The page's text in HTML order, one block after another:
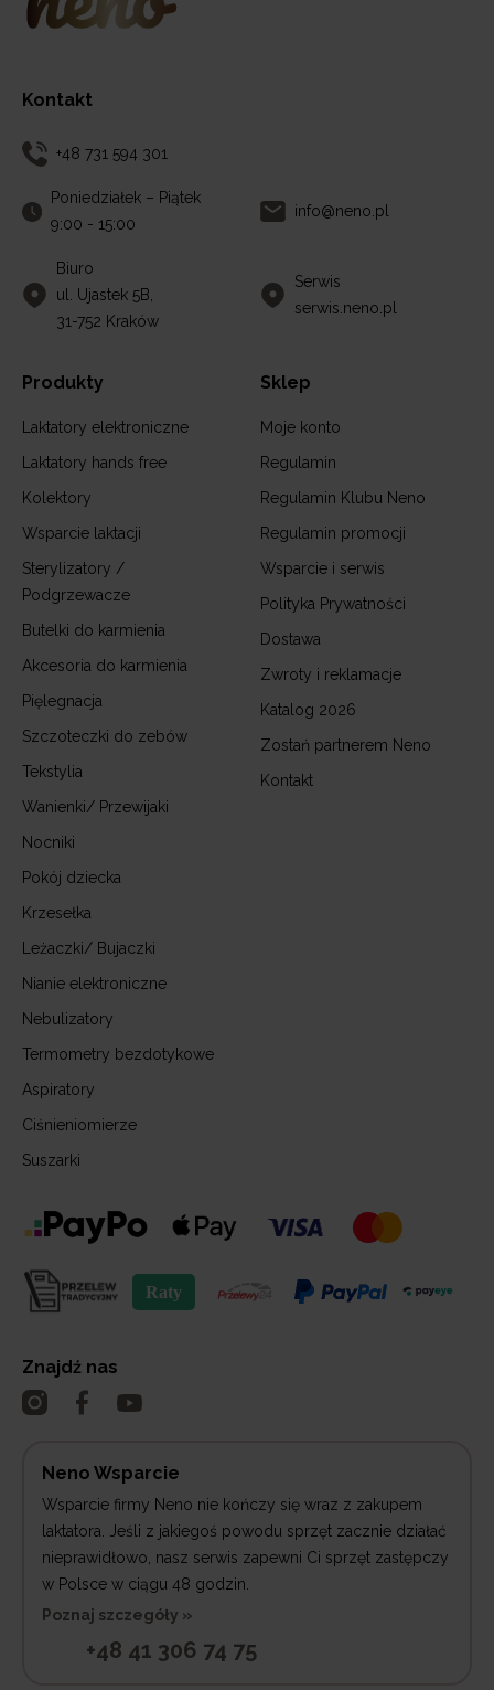
Kontakt
+48 731 594 301
Poniedziałek – Piątek
9:00 - 15:00
info@neno.pl
Biuro
ul. Ujastek 5B,
31-752 Kraków
Serwis
serwis.neno.pl
Produkty
Laktatory elektroniczne
Laktatory hands free
Kolektory
Wsparcie laktacji
Sterylizatory /
Podgrzewacze
Butelki do karmienia
Akcesoria do karmienia
Pięlegnacja
Szczoteczki do zebów
Tekstylia
Wanienki/ Przewijaki
Nocniki
Pokój dziecka
Krzesełka
Leżaczki/ Bujaczki
Nianie elektroniczne
Nebulizatory
Termometry bezdotykowe
Aspiratory
Ciśnieniomierze
Suszarki
Sklep
Moje konto
Regulamin
Regulamin Klubu Neno
Regulamin promocji
Wsparcie i serwis
Polityka Prywatności
Dostawa
Zwroty i reklamacje
Katalog 2026
Zostań partnerem Neno
Kontakt
Znajdź nas
Neno Wsparcie
Wsparcie firmy Neno nie kończy się wraz z zakupem
laktatora. Jeśli z jakiegoś powodu sprzęt zacznie działać
nieprawidłowo, nasz serwis zapewni Ci sprzęt zastępczy
w Polsce w ciągu 48 godzin.
Poznaj szczegóły »
+48 41 306 74 75